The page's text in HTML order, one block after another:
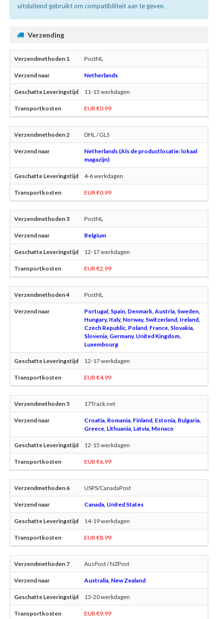
uitsluitend gebruikt om compatibiliteit aan te geven.
Verzending
PostNL
Netherlands
11-15 werkdagen
EUR €0.99
DHL / GLS
Netherlands (Als de productlocatie: lokaal
magazijn)
4-6 werkdagen
EUR €0.99
PostNL
Belgium
12-17 werkdagen
EUR €2.99
PostNL
Portugal, Spain, Denmark, Austria, Sweden,
Hungary, Italy, Norway, Switzerland, Ireland,
Czech Republic, Poland, France, Slovakia,
Slovenia, Germany, United Kingdom,
Luxembourg
12-17 werkdagen
EUR €4.99
17Track.net
Croatia, Romania, Finland, Estonia, Bulgaria,
Greece, Lithuania, Latvia, Monaco
12-15 werkdagen
EUR €6.99
USPS/CanadaPost
Canada, United States
14-19 werkdagen
EUR €8.99
AusPost / NZPost
Australia, New Zealand
13-20 werkdagen
EUR €9.99